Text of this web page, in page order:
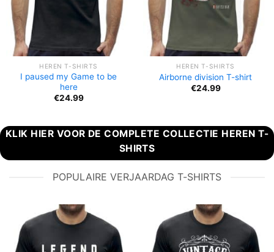
HEREN T-SHIRTS
I paused my Game to be
here
€24.99
HEREN T-SHIRTS
Airborne division T-shirt
€24.99
KLIK HIER VOOR DE COMPLETE COLLECTIE HEREN T-
SHIRTS
POPULAIRE VERJAARDAG T-SHIRTS